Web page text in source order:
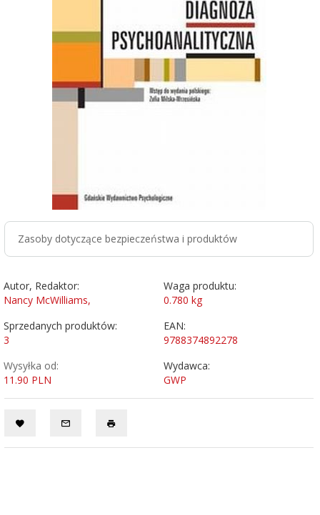
Zasoby dotyczące bezpieczeństwa i produktów
Autor, Redaktor:
Nancy McWilliams,
Waga produktu:
0.780 kg
Sprzedanych produktów:
3
EAN:
9788374892278
Wysyłka od:
11.90 PLN
Wydawca:
GWP